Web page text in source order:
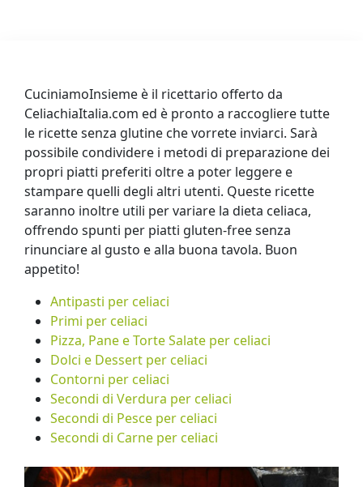
CuciniamoInsieme è il ricettario offerto da
CeliachiaItalia.com ed è pronto a raccogliere tutte
le ricette senza glutine che vorrete inviarci. Sarà
possibile condividere i metodi di preparazione dei
propri piatti preferiti oltre a poter leggere e
stampare quelli degli altri utenti. Queste ricette
saranno inoltre utili per variare la dieta celiaca,
offrendo spunti per piatti gluten-free senza
rinunciare al gusto e alla buona tavola. Buon
appetito!
Antipasti per celiaci
Primi per celiaci
Pizza, Pane e Torte Salate per celiaci
Dolci e Dessert per celiaci
Contorni per celiaci
Secondi di Verdura per celiaci
Secondi di Pesce per celiaci
Secondi di Carne per celiaci